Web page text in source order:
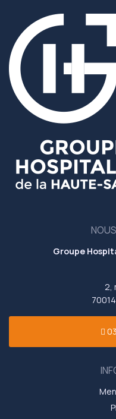
Groupe
2,